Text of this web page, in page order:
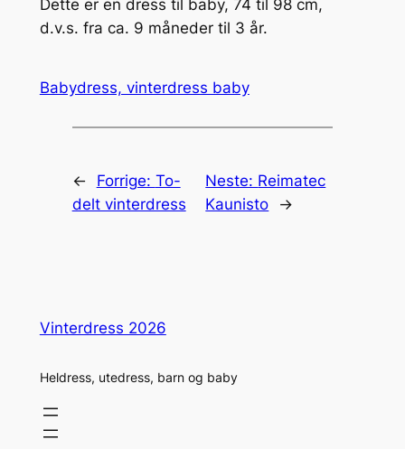
Dette er en dress til baby, 74 til 98 cm,
d.v.s. fra ca. 9 måneder til 3 år.
Babydress, vinterdress baby
← Forrige: To-
delt vinterdress
Neste: Reimatec
Kaunisto
→
Vinterdress 2026
Heldress, utedress, barn og baby